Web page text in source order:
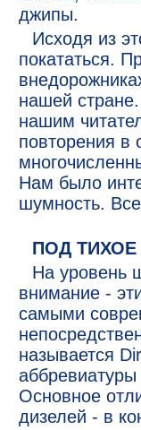
джипы.
Исходя из
покататься.
нашей
нашим
повторения в
Нам было
шумность.
ПОД
На уровень
внимание -
самыми
называется
Основное
дизелей - в